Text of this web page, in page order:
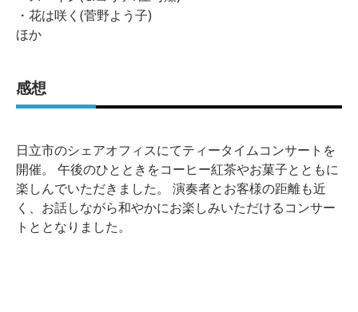
・花は咲く(菅野よう子)
ほか
感想
日立市のシェアオフィスにてティータイムコンサートを
開催。 午後のひとときをコーヒー紅茶やお菓子とともに
楽しんでいただきました。 演奏者とお客様の距離も近
く、お話しながら和やかにお楽しみいただけるコンサー
トととなりました。